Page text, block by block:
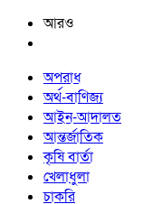
আরও
অপরাধ
অর্থ-বাণিজ্য
আইন-আদালত
আন্তর্জাতিক
কৃষি বার্তা
খেলাধুলা
চাকরি